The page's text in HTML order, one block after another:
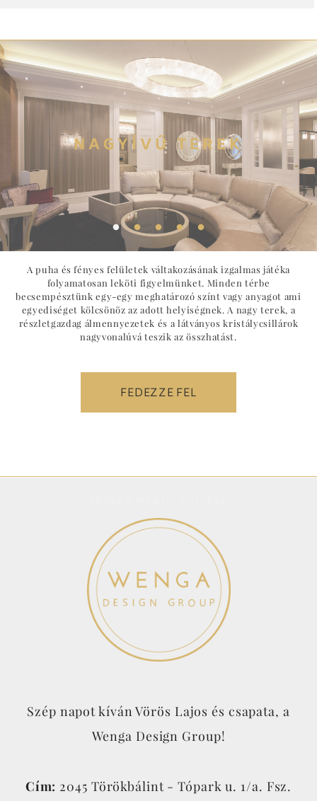
NAGYÍVŰ TEREK
A puha és fényes felületek váltakozásának izgalmas játéka
folyamatosan leköti figyelmünket. Minden térbe
becsempésztünk egy-egy meghatározó színt vagy anyagot ami
egyediséget kölcsönöz az adott helyiségnek. A nagy terek, a
részletgazdag álmennyezetek és a látványos kristálycsillárok
nagyvonalúvá teszik az összhatást.
FEDEZZE FEL
Szép napot kíván Vörös Lajos és csapata, a
Wenga Design Group!
Cím: 2045 Törökbálint - Tópark u. 1/a. Fsz.